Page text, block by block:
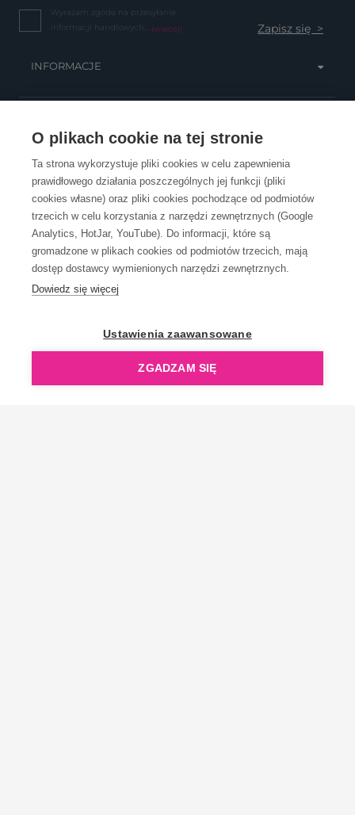
O plikach cookie na tej stronie
Ta strona wykorzystuje pliki cookies w celu zapewnienia
prawidłowego działania poszczególnych jej funkcji (pliki
cookies własne) oraz pliki cookies pochodzące od podmiotów
trzecich w celu korzystania z narzędzi zewnętrznych (Google
Analytics, HotJar, YouTube). Do informacji, które są
gromadzone w plikach cookies od podmiotów trzecich, mają
dostęp dostawcy wymienionych narzędzi zewnętrznych.
Dowiedz się więcej
Ustawienia zaawansowane
ZGADZAM SIĘ
Wyrażam zgodę na przesyłanie
informacji handlowych... (więcej)
INFORMACJE
OBSŁUGA KLIENTA
KONTAKT
OpenGift jest częścią ReflectGroup.